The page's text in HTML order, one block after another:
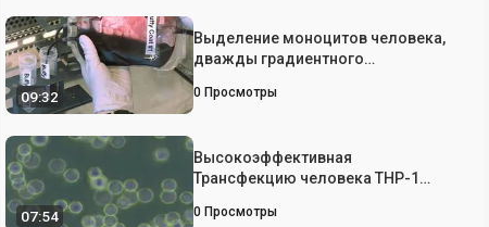
09:32
Выделение моноцитов человека,
дважды градиентного
дифференциации с макрофагами
0 Просмотры
07:54
Высокоэффективная
Трансфекцию человека THP-1
0 Просмотры